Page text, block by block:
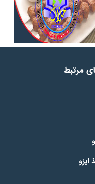
مرتبط
ایزو